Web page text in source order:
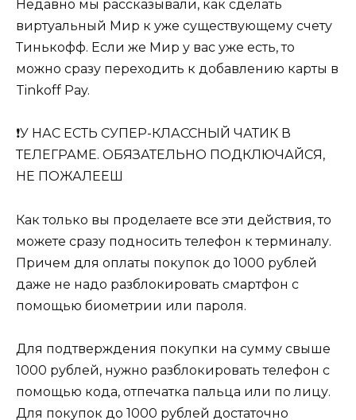
Недавно мы рассказывали, как сделать
виртуальный Мир к уже существующему счету
Тинькофф. Если же Мир у вас уже есть, то
можно сразу переходить к добавлению карты в
Tinkoff Pay.
❗️У НАС ЕСТЬ СУПЕР-КЛАССНЫЙ ЧАТИК В
ТЕЛЕГРАМЕ. ОБЯЗАТЕЛЬНО ПОДКЛЮЧАЙСЯ,
НЕ ПОЖАЛЕЕШ
Как только вы проделаете все эти действия, то
можете сразу подносить телефон к терминалу.
Причем для оплаты покупок до 1000 рублей
даже не надо разблокировать смартфон с
помощью биометрии или пароля.
Для подтверждения покупки на сумму свыше
1000 рублей, нужно разблокировать телефон с
помощью кода, отпечатка пальца или по лицу.
Для покупок до 1000 рублей достаточно